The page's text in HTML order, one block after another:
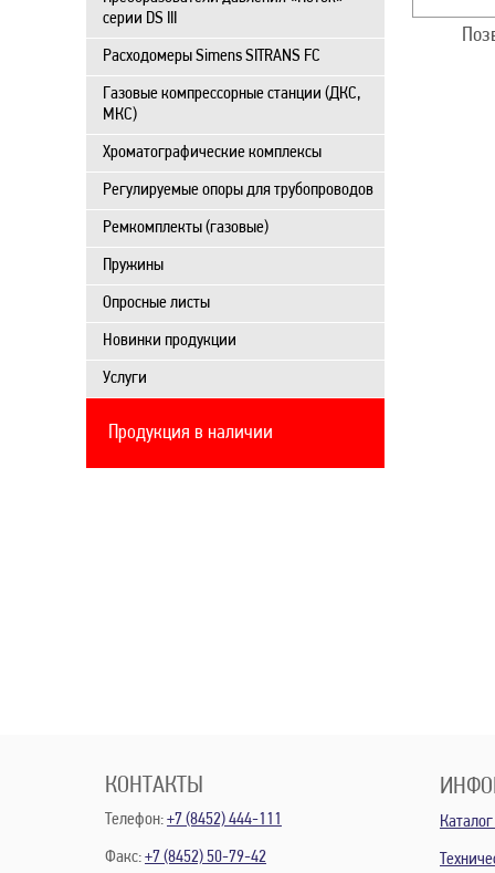
серии DS III
Расходомеры Simens SITRANS FC
Газовые компрессорные станции (ДКС,
МКС)
Хроматографические комплексы
Регулируемые опоры для трубопроводов
Ремкомплекты (газовые)
Пружины
Опросные листы
Новинки продукции
Услуги
Продукция в наличии
КОНТАКТЫ
Телефон:+7 (8452) 444-111
Факс:+7 (8452) 50-79-42